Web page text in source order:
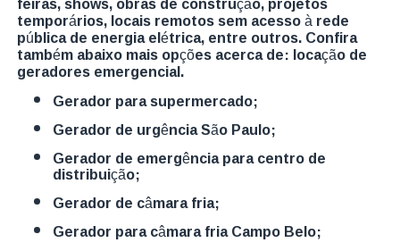
temporários, locais remotos sem acesso à rede
pública de energia elétrica, entre outros. Confira
também abaixo mais opções acerca de: locação de
geradores emergencial.
gerador para supermercado;
gerador de urgência São Paulo;
gerador de emergência para centro de
distribuição;
gerador de câmara fria;
gerador para câmara fria Campo Belo;